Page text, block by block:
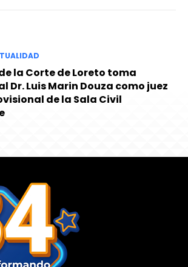
la Corte de Loreto toma
Dr. Luis Marin Douza como juez
de la Sala Civil